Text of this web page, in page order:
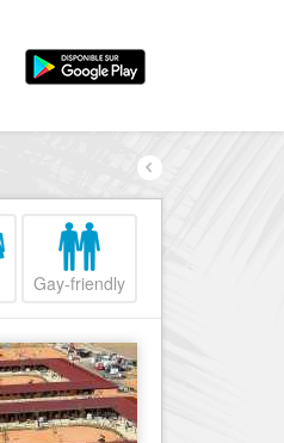
Par quartiers
Nice Promenade du
Nice le Port
Nice le Vieux Nice
Nice le Coeur de Ville
Nice les Collines Niçoises
Gay-friendly